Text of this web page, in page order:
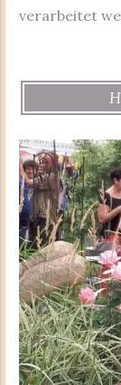
verarbeitet